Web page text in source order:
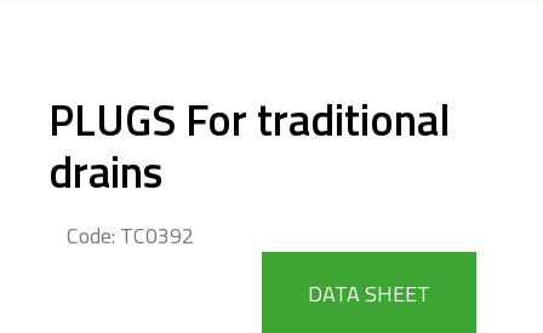
PLUGS For traditional
drains
Code: TC0392
DATA SHEET